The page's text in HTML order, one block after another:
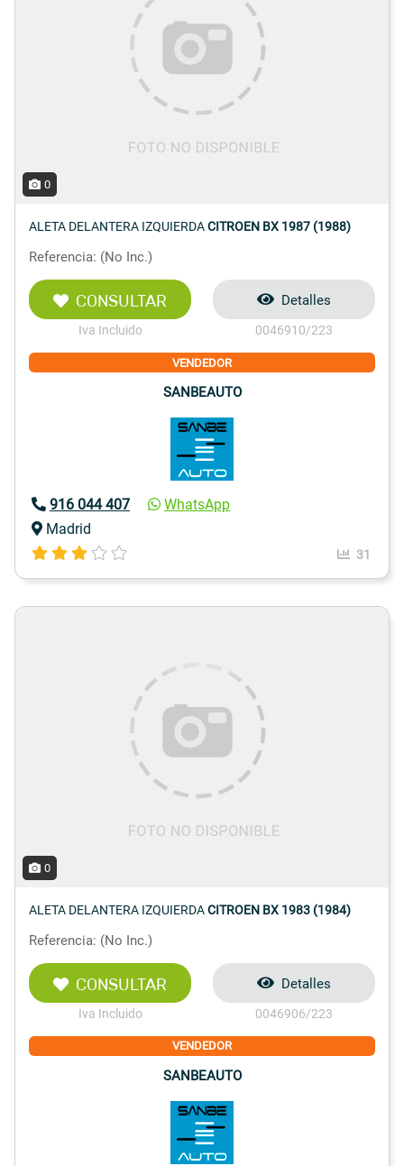
0
ALETA DELANTERA IZQUIERDACITROEN BX 1987 (1988)
Referencia: (No Inc.)
CONSULTAR
Iva Incluido
Detalles
0046910/223
VENDEDOR
SANBEAUTO
916 044 407
WhatsApp
Madrid
31
0
ALETA DELANTERA IZQUIERDACITROEN BX 1983 (1984)
Referencia: (No Inc.)
CONSULTAR
Iva Incluido
Detalles
0046906/223
VENDEDOR
SANBEAUTO